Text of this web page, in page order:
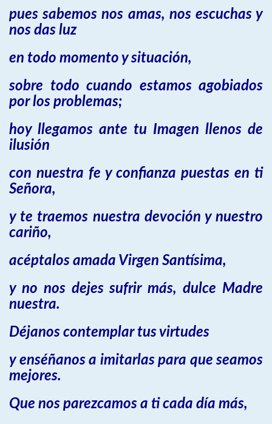
pues sabemos nos amas, nos escuchas y
nos das luz
en todo momento y situación,
sobre todo cuando estamos agobiados
por los problemas;
hoy llegamos ante tu Imagen llenos de
ilusión
con nuestra fe y confianza puestas en ti
Señora,
y te traemos nuestra devoción y nuestro
cariño,
acéptalos amada Virgen Santísima,
y no nos dejes sufrir más, dulce Madre
nuestra.
Déjanos contemplar tus virtudes
y enséñanos a imitarlas para que seamos
mejores.
Que nos parezcamos a ti cada día más,